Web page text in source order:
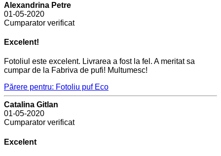
Alexandrina Petre
01-05-2020
Cumparator verificat
Excelent!
Fotoliul este excelent. Livrarea a fost la fel. A meritat sa
cumpar de la Fabriva de pufi! Multumesc!
Părere pentru: Fotoliu puf Eco
Catalina Gitlan
01-05-2020
Cumparator verificat
Excelent